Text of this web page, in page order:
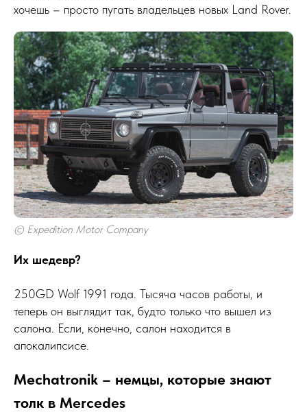
хочешь – просто пугать владельцев новых Land Rover.
© Expedition Motor Company
Их шедевр?
250GD Wolf 1991 года. Тысяча часов работы, и
теперь он выглядит так, будто только что вышел из
салона. Если, конечно, салон находится в
апокалипсисе.
Mechatronik – немцы, которые знают
толк в Mercedes